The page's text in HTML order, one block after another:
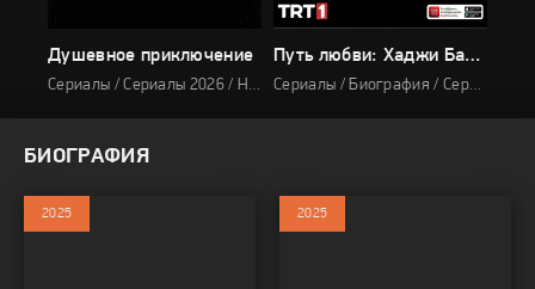
Душевное приключение
Сериалы / Сериалы 2026 / Новинки / Биография / Мини-сериалы
Путь любви: Хаджи Байрами Вели
Сериалы / Биография / Сериалы 2022 / Исторический / Драма / Про Османскую империю
БИОГРАФИЯ
2025 2025